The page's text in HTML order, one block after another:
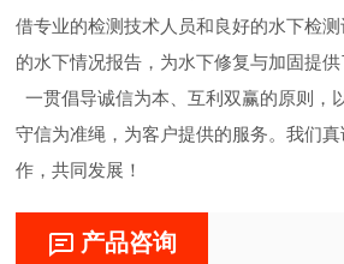
借专业的检测技术人员和良好的水下检
的水下情况报告，为水下修复与加固提供
一贯倡导诚信为本、互利双赢的原则，
守信为准绳，为客户提供的服务。我们
作，共同发展！
产品咨询